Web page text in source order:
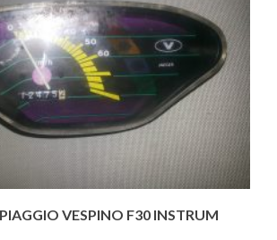
VESPINO F30 INSTRUM